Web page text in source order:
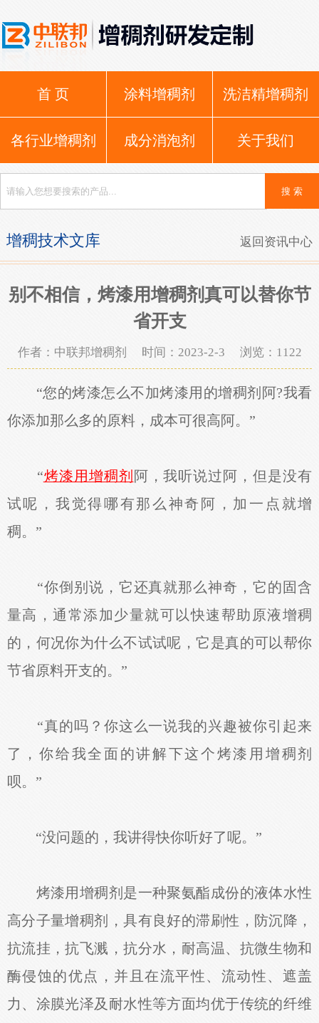
首 页 涂料增稠剂 洗洁精增稠剂
各行业增稠剂 成分消泡剂 关于我们
增稠技术文库 返回资讯中心
别不相信，烤漆用增稠剂真可以替你节
省开支
作者：中联邦增稠剂 时间：2023-2-3 浏览： 1122
“您的烤漆怎么不加烤漆用的增稠剂阿?我看
你添加那么多的原料，成本可很高阿。”
“烤漆用增稠剂 阿，我听说过阿，但是没有
试呢，我觉得哪有那么神奇阿，加一点就增
稠。”
“你倒别说，它还真就那么神奇，它的固含
量高，通常添加少量就可以快速帮助原液增稠
的，何况你为什么不试试呢，它是真的可以帮你
节省原料开支的。”
“真的吗？你这么一说我的兴趣被你引起来
了，你给我全面的讲解下这个烤漆用增稠剂
呗。”
“没问题的，我讲得快你听好了呢。”
烤漆用增稠剂是一种聚氨酯成份的液体水性
高分子量增稠剂，具有良好的滞刷性，防沉降，
抗流挂，抗飞溅，抗分水，耐高温、抗微生物和
酶侵蚀的优点，并且在流平性、流动性、遮盖
力、涂膜光泽及耐水性等方面均优于传统的纤维